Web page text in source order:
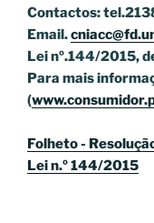
Contactos:
Email.
Lei nº.144/2015,
Para mais
(
Folheto -
Lei n.º 144/2015